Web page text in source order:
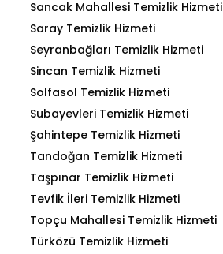
Sancak Mahallesi Temizlik Hizmeti
Saray Temizlik Hizmeti
Seyranbağları Temizlik Hizmeti
Sincan Temizlik Hizmeti
Solfasol Temizlik Hizmeti
Subayevleri Temizlik Hizmeti
Şahintepe Temizlik Hizmeti
Tandoğan Temizlik Hizmeti
Taşpınar Temizlik Hizmeti
Tevfik İleri Temizlik Hizmeti
Topçu Mahallesi Temizlik Hizmeti
Türközü Temizlik Hizmeti